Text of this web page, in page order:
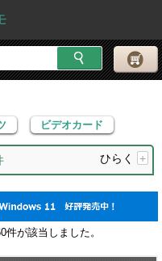
ビデオカード
ビデオカード
ひらく +
件が該当しました。